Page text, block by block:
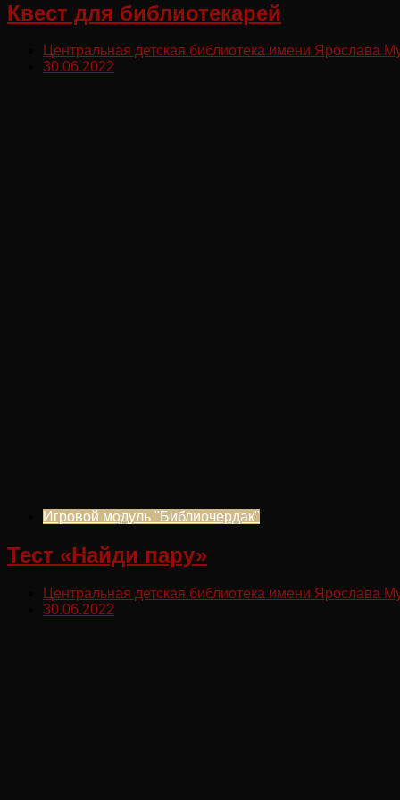
Квест для библиотекарей
Центральная детская библиотека имени Ярослава
30.06.2022
Игровой модуль "Библиочердак"
Тест «Найди пару»
Центральная детская библиотека имени Ярослава
30.06.2022